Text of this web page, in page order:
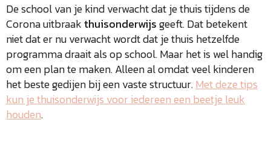
De school van je kind verwacht dat je thuis tijdens de
Corona uitbraakthuisonderwijsgeeft. Dat betekent
niet dat er nu verwacht wordt dat je thuis hetzelfde
programma draait als op school. Maar het is wel handig
om een plan te maken. Alleen al omdat veel kinderen
het beste gedijen bij een vaste structuur.Met deze tips
kun je thuisonderwijs voor iedereen een beetje leuk
houden.